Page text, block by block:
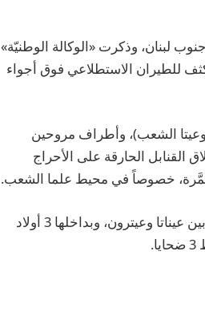
لبنان، وذكرت «الوكالة الوطنيّة»
للطيران الاستطلاعي فوق أجواء
وعيتا الشعب)، وأطراف مروحين
القنابل الحارقة على الأحراج
خصوصاً في محيط علما الشعب.
وتحدثت «الوطنية» عن استهداف الطيران الإسرائيلي سيارة مدنية بين عيناتا وعيترون، وبداخلها 3 أولاد